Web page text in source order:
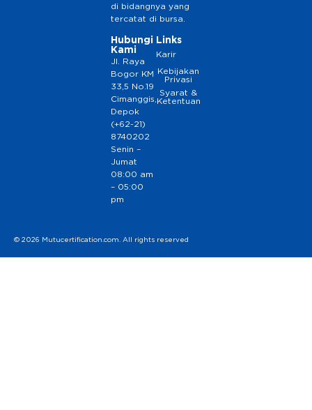
di bidangnya yang
tercatat di bursa.
Hubungi
Kami
Jl. Raya
Bogor KM
33,5 No.19
Cimanggis,
Depok
(+62-21)
8740202
Senin –
Jumat
08:00 am
– 05:00
pm
Links
Karir
Kebijakan
Privasi
Syarat &
Ketentuan
© 2026 Mutucertification.com. All rights reserved